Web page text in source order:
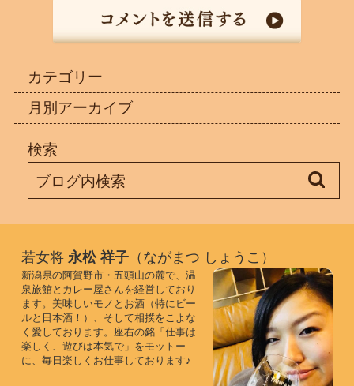
若女将 永松 祥子（ながまつ しょうこ）
新潟県の阿賀野市・五頭山の麓で、温
泉旅館とカレー屋さんを経営しており
ます。美味しいモノとお酒（特にビー
ルと日本酒！）、そして相撲をこよな
く愛しております。座右の銘「仕事は
楽しく、遊びは本気で」をモットー
に、毎日楽しくお仕事しております♪
カテゴリー
月別アーカイブ
検索